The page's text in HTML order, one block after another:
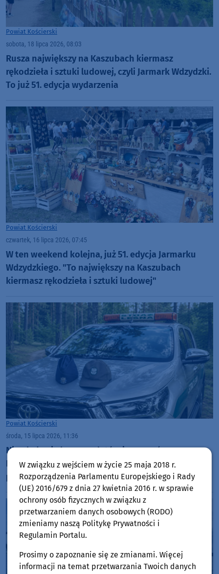
Powiat Kościerski
sobota, 18 lipca 2026, 08:03
Rusza największy na Kaszubach kiermasz
rękodzieła i sztuki ludowej, czyli Jarmark Wdzydzki.
To już 51. edycja wydarzenia
Powiat Kościerski
czwartek, 16 lipca 2026, 07:45
W ten weekend kolejna, już 51. edycja Jarmarku
Wdzydzkiego. "To największy na Kaszubach
kiermasz rękodzieła i sztuki ludowej"
Powiat Kościerski
środa, 15 lipca 2026, 11:36
Nie obyło się bez mandatów i pouczeń.
Funkcjonariusze Straży Leśnej i na wspólnych
patrolach w lasach w Dziemianach i Lipuszu
W związku z wejściem w życie 25 maja 2018 r.
Rozporządzenia Parlamentu Europejskiego i Rady
(UE) 2016/679 z dnia 27 kwietnia 2016 r. w sprawie
ochrony osób fizycznych w związku z
przetwarzaniem danych osobowych (RODO)
zmieniamy naszą Politykę Prywatności i
Regulamin Portalu.
Prosimy o zapoznanie się ze zmianami. Więcej
informacji na temat przetwarzania Twoich danych